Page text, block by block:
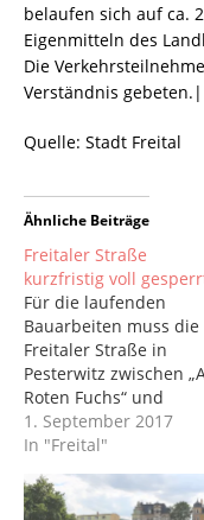
belaufen sich auf ca.
Eigenmitteln des
Die
Verständnis gebeten.|
Quelle: Stadt Freital
Ähnliche Beiträge
Freitaler Straße
kurzfristig voll
Für die laufenden
Bauarbeiten muss die
Freitaler Straße in
Pesterwitz zwischen
Roten Fuchs“ und
Dölzschener Straße
kurzfristig vom 1. bis
September 2017 voll
gesperrt werden. Die
1. September 2017
In "Freital"